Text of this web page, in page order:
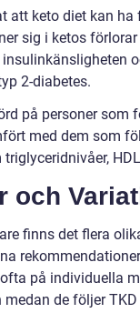
att keto diet kan
sig i ketos
2-diabetes.
på personer
med dem som
och
finns det flera
på individuella
de följer